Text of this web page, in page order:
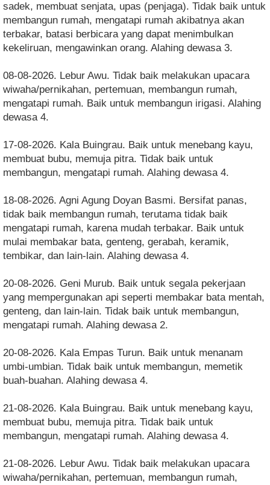
sadek, membuat senjata, upas (penjaga). Tidak baik untuk
membangun rumah, mengatapi rumah akibatnya akan
terbakar, batasi berbicara yang dapat menimbulkan
kekeliruan, mengawinkan orang. Alahing dewasa 3.
08-08-2026. Lebur Awu. Tidak baik melakukan upacara
wiwaha/pernikahan, pertemuan, membangun rumah,
mengatapi rumah. Baik untuk membangun irigasi. Alahing
dewasa 4.
17-08-2026. Kala Buingrau. Baik untuk menebang kayu,
membuat bubu, memuja pitra. Tidak baik untuk
membangun, mengatapi rumah. Alahing dewasa 4.
18-08-2026. Agni Agung Doyan Basmi. Bersifat panas,
tidak baik membangun rumah, terutama tidak baik
mengatapi rumah, karena mudah terbakar. Baik untuk
mulai membakar bata, genteng, gerabah, keramik,
tembikar, dan lain-lain. Alahing dewasa 4.
20-08-2026. Geni Murub. Baik untuk segala pekerjaan
yang mempergunakan api seperti membakar bata mentah,
genteng, dan lain-lain. Tidak baik untuk membangun,
mengatapi rumah. Alahing dewasa 2.
20-08-2026. Kala Empas Turun. Baik untuk menanam
umbi-umbian. Tidak baik untuk membangun, memetik
buah-buahan. Alahing dewasa 4.
21-08-2026. Kala Buingrau. Baik untuk menebang kayu,
membuat bubu, memuja pitra. Tidak baik untuk
membangun, mengatapi rumah. Alahing dewasa 4.
21-08-2026. Lebur Awu. Tidak baik melakukan upacara
wiwaha/pernikahan, pertemuan, membangun rumah,